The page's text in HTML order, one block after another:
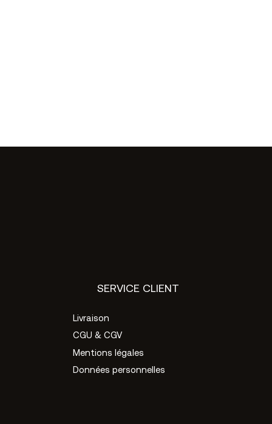
SERVICE CLIENT
Livraison
CGU & CGV
Mentions légales
Données personnelles